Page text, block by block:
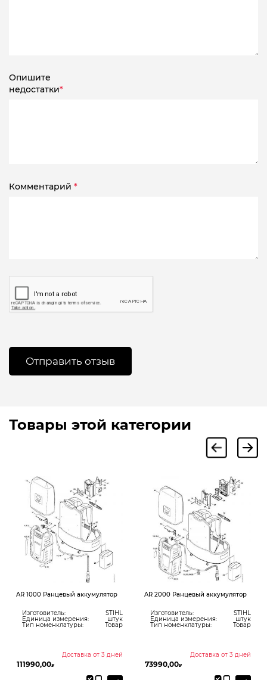
Опишите
недостатки*
Комментарий *
Товары этой категории
AR 1000 Ранцевый аккумулятор
Изготовитель: STIHL
Единица измерения: штук
Тип номенклатуры: Товар
Доставка от 3 дней
111990,00₽
AR 2000 Ранцевый аккумулятор
Изготовитель: STIHL
Единица измерения: штук
Тип номенклатуры: Товар
Доставка от 3 дней
73990,00₽